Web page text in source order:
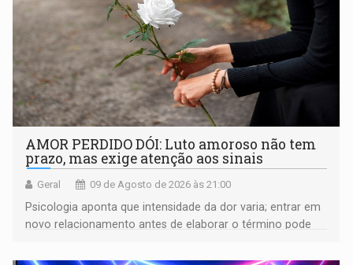
AMOR PERDIDO DÓI: Luto amoroso não tem
prazo, mas exige atenção aos sinais
Geral 09 de Agosto de 2026 às 21:00
Psicologia aponta que intensidade da dor varia; entrar em
novo relacionamento antes de elaborar o término pode